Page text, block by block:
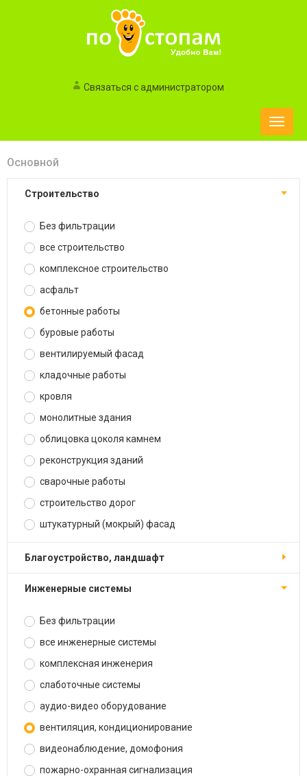
Связаться с администратором
Toggle
Основной
строительство
Без фильтрации
все строительство
комплексное строительство
асфальт
бетонные работы
буровые работы
вентилируемый фасад
кладочные работы
кровля
монолитные здания
облицовка цоколя камнем
реконструкция зданий
сварочные работы
строительство дорог
штукатурный (мокрый) фасад
благоустройство, ландшафт
инженерные системы
Без фильтрации
все инженерные системы
комплексная инженерия
слаботочные системы
аудио-видео оборудование
вентиляция, кондиционирование
видеонаблюдение, домофония
пожарно-охранная сигнализация